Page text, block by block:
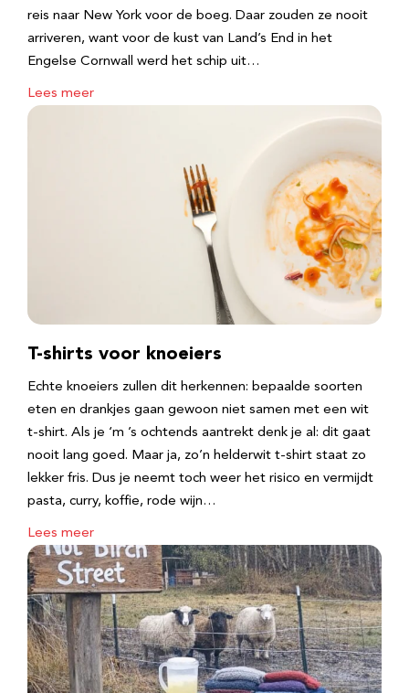
reis naar New York voor de boeg. Daar zouden ze nooit
arriveren, want voor de kust van Land’s End in het
Engelse Cornwall werd het schip uit…
Lees meer
T-shirts voor knoeiers
Echte knoeiers zullen dit herkennen: bepaalde soorten
eten en drankjes gaan gewoon niet samen met een wit
t-shirt. Als je ‘m ’s ochtends aantrekt denk je al: dit gaat
nooit lang goed. Maar ja, zo’n helderwit t-shirt staat zo
lekker fris. Dus je neemt toch weer het risico en vermijdt
pasta, curry, koffie, rode wijn…
Lees meer